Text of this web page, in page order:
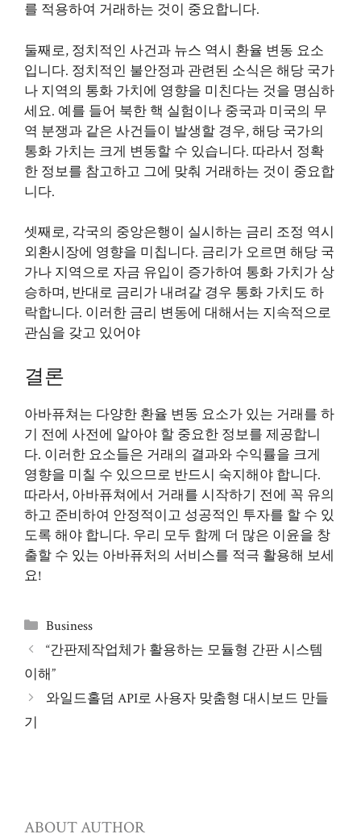
를 적용하여 거래하는 것이 중요합니다.
둘째로, 정치적인 사건과 뉴스 역시 환율 변동 요소
입니다. 정치적인 불안정과 관련된 소식은 해당 국가
나 지역의 통화 가치에 영향을 미친다는 것을 명심하
세요. 예를 들어 북한 핵 실험이나 중국과 미국의 무
역 분쟁과 같은 사건들이 발생할 경우, 해당 국가의
통화 가치는 크게 변동할 수 있습니다. 따라서 정확
한 정보를 참고하고 그에 맞춰 거래하는 것이 중요합
니다.
셋째로, 각국의 중앙은행이 실시하는 금리 조정 역시
외환시장에 영향을 미칩니다. 금리가 오르면 해당 국
가나 지역으로 자금 유입이 증가하여 통화 가치가 상
승하며, 반대로 금리가 내려갈 경우 통화 가치도 하
락합니다. 이러한 금리 변동에 대해서는 지속적으로
관심을 갖고 있어야
결론
아바퓨쳐는 다양한 환율 변동 요소가 있는 거래를 하
기 전에 사전에 알아야 할 중요한 정보를 제공합니
다. 이러한 요소들은 거래의 결과와 수익률을 크게
영향을 미칠 수 있으므로 반드시 숙지해야 합니다.
따라서, 아바퓨쳐에서 거래를 시작하기 전에 꼭 유의
하고 준비하여 안정적이고 성공적인 투자를 할 수 있
도록 해야 합니다. 우리 모두 함께 더 많은 이윤을 창
출할 수 있는 아바퓨처의 서비스를 적극 활용해 보세
요!
Categories
Business
“간판제작업체가 활용하는 모듈형 간판 시스템
이해”
와일드홀덤 API로 사용자 맞춤형 대시보드 만들
기
ABOUT AUTHOR